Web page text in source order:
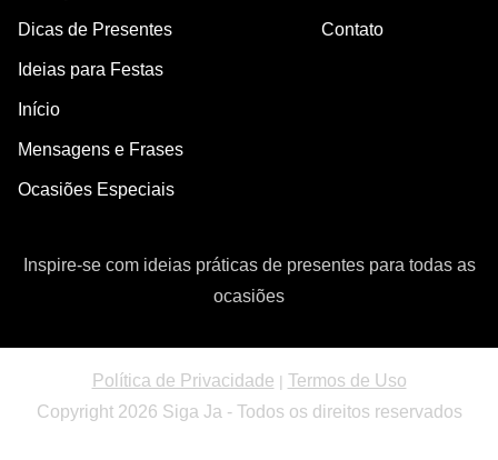
Dicas de Presentes
Ideias para Festas
Início
Mensagens e Frases
Ocasiões Especiais
Contato
Inspire-se com ideias práticas de presentes para todas as
ocasiões
Política de Privacidade | Termos de Uso
Copyright 2026 Siga Ja - Todos os direitos reservados